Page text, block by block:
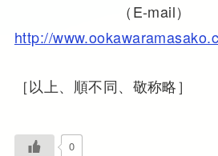
（E-mail）
http://
［以上、順不同、敬称略］
0